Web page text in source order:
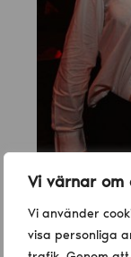
Vi värnar om
Vi använder
visa personliga